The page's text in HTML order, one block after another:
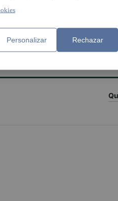
Personalizar Rechazar